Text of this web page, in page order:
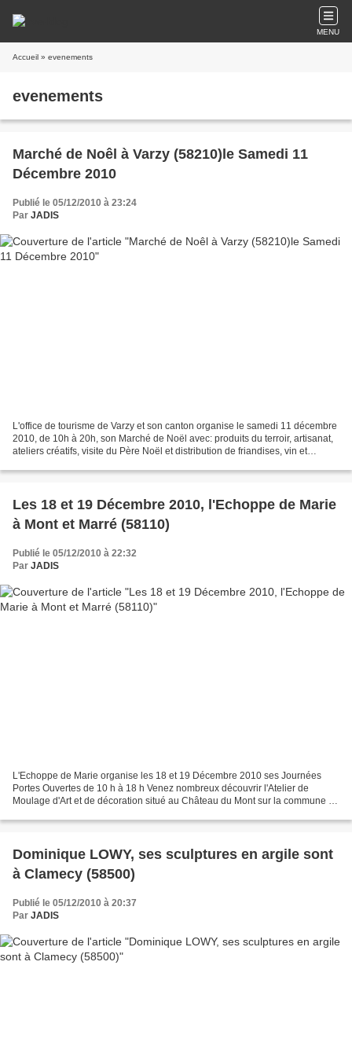
MENU
Accueil » evenements
evenements
Marché de Noêl à Varzy (58210)le Samedi 11
Décembre 2010
Publié le 05/12/2010 à 23:24
Par JADIS
L'office de tourisme de Varzy et son canton organise le samedi 11 décembre
2010, de 10h à 20h, son Marché de Noël avec: produits du terroir, artisanat,
ateliers créatifs, visite du Père Noël et distribution de friandises, vin et
Les 18 et 19 Décembre 2010, l'Echoppe de Marie
à Mont et Marré (58110)
Publié le 05/12/2010 à 22:32
Par JADIS
L'Echoppe de Marie organise les 18 et 19 Décembre 2010 ses Journées
Portes Ouvertes de 10 h à 18 h Venez nombreux découvrir l'Atelier de
Moulage d'Art et de décoration situé au Château du Mont sur la commune de
Dominique LOWY, ses sculptures en argile sont
à Clamecy (58500)
Publié le 05/12/2010 à 20:37
Par JADIS